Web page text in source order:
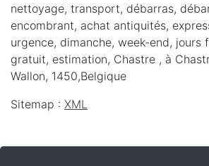
nettoyage, transport, débarras,
encombrant, achat antiquités,
urgence, dimanche, week-end, jours
gratuit, estimation, Chastre , à
Wallon, 1450,Belgique
Sitemap : XML